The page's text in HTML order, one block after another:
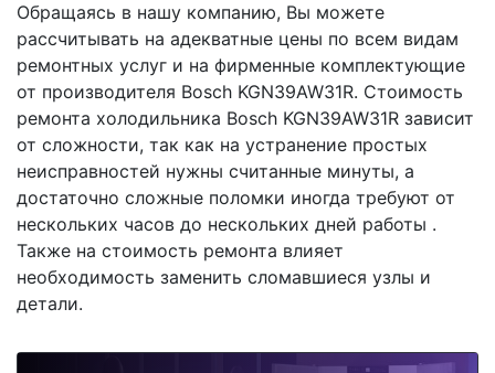
Обращаясь в нашу компанию, Вы можете
рассчитывать на адекватные цены по всем видам
ремонтных услуг и на фирменные комплектующие
от производителя Bosch KGN39AW31R. Стоимость
ремонта холодильника Bosch KGN39AW31R зависит
от сложности, так как на устранение простых
неисправностей нужны считанные минуты, а
достаточно сложные поломки иногда требуют от
нескольких часов до нескольких дней работы .
Также на стоимость ремонта влияет
необходимость заменить сломавшиеся узлы и
детали.